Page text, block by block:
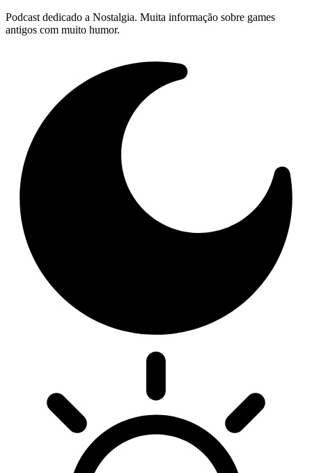
Podcast dedicado a Nostalgia. Muita informação sobre games
antigos com muito humor.